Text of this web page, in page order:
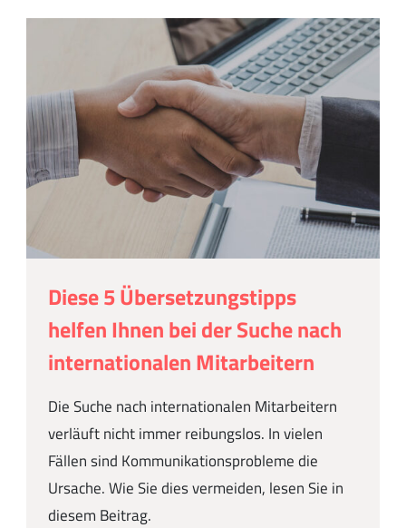
Diese 5 Übersetzungstipps
helfen Ihnen bei der Suche nach
internationalen Mitarbeitern
Die Suche nach internationalen Mitarbeitern
verläuft nicht immer reibungslos. In vielen
Fällen sind Kommunikationsprobleme die
Ursache. Wie Sie dies vermeiden, lesen Sie in
diesem Beitrag.